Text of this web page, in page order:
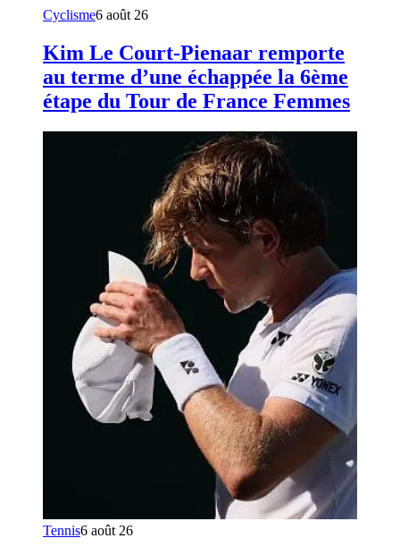
Cyclisme6 août 26
Kim Le Court-Pienaar remporte
au terme d’une échappée la 6ème
étape du Tour de France Femmes
Tennis6 août 26